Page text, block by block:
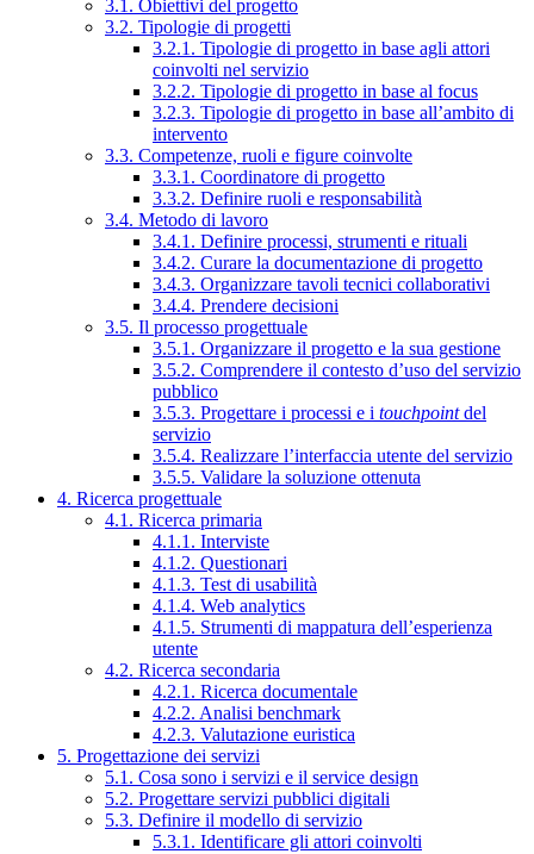
3.1. Obiettivi del progetto
3.2. Tipologie di progetti
3.2.1. Tipologie di progetto in base agli attori
coinvolti nel servizio
3.2.2. Tipologie di progetto in base al focus
3.2.3. Tipologie di progetto in base all’ambito di
intervento
3.3. Competenze, ruoli e figure coinvolte
3.3.1. Coordinatore di progetto
3.3.2. Definire ruoli e responsabilità
3.4. Metodo di lavoro
3.4.1. Definire processi, strumenti e rituali
3.4.2. Curare la documentazione di progetto
3.4.3. Organizzare tavoli tecnici collaborativi
3.4.4. Prendere decisioni
3.5. Il processo progettuale
3.5.1. Organizzare il progetto e la sua gestione
3.5.2. Comprendere il contesto d’uso del servizio
pubblico
3.5.3. Progettare i processi e i touchpointdel
servizio
3.5.4. Realizzare l’interfaccia utente del servizio
3.5.5. Validare la soluzione ottenuta
4. Ricerca progettuale
4.1. Ricerca primaria
4.1.1. Interviste
4.1.2. Questionari
4.1.3. Test di usabilità
4.1.4. Web analytics
4.1.5. Strumenti di mappatura dell’esperienza
utente
4.2. Ricerca secondaria
4.2.1. Ricerca documentale
4.2.2. Analisi benchmark
4.2.3. Valutazione euristica
5. Progettazione dei servizi
5.1. Cosa sono i servizi e il service design
5.2. Progettare servizi pubblici digitali
5.3. Definire il modello di servizio
5.3.1. Identificare gli attori coinvolti